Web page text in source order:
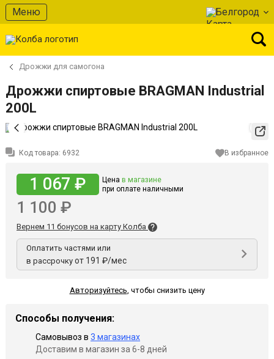
Меню Белгород
Дрожжи для самогона
Дрожжи спиртовые BRAGMAN Industrial
200L
Код товара: 6932 В избранное
1 067 ₽ Цена в магазине
при оплате наличными
1 100 ₽
Вернем 11 бонусов на карту Колба
Оплатить частями или
в рассрочку от 191 ₽/мес
Авторизуйтесь, чтобы снизить цену
Способы получения:
Самовывоз в 3 магазинах
Доставим в магазин за 6-8 дней